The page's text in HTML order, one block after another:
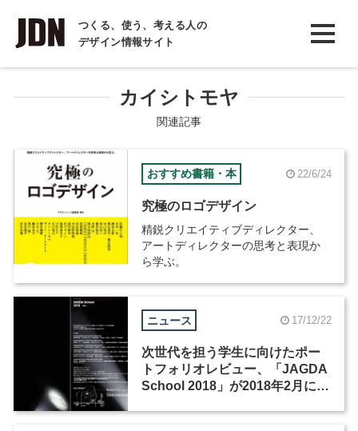
つくる、使う、考える人の
デザイン情報サイト
INTERVIEW
インタビュー
COLUMN
コラム
カイシトモヤ
関連記事
おすすめ書籍・本 22/6/24
究極のロゴデザイン
精鋭クリエイティブディレクター、
アートディレクターの思考と表現か
ら学ぶ。
ニュース 17/12/22
次世代を担う学生に向けたポー
トフォリオレビュー、「JAGDA
School 2018」が2018年2月に開